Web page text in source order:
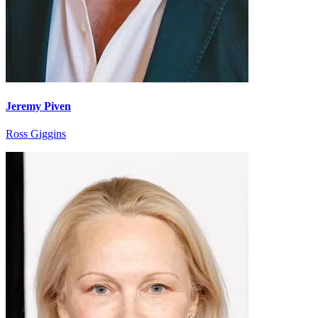
Jeremy Piven
Ross Giggins